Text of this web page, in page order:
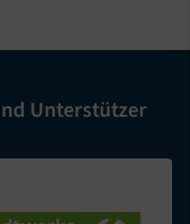
Unterstützer